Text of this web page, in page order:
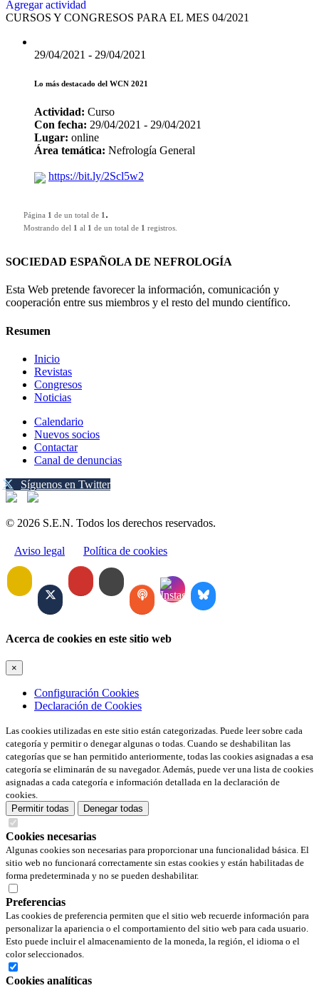
Agregar actividad
CURSOS Y CONGRESOS PARA EL MES 04/2021
29/04/2021 - 29/04/2021
Lo más destacado del WCN 2021
Actividad: Curso
Con fecha: 29/04/2021 - 29/04/2021
Lugar: online
Área temática: Nefrología General
https://bit.ly/2Scl5w2
Página 1 de un total de 1 .
Mostrando del 1 al 1 de un total de 1 registros.
SOCIEDAD ESPAÑOLA DE NEFROLOGÍA
Esta Web pretende favorecer la información, comunicación y
cooperación entre sus miembros y el resto del mundo científico.
Resumen
Inicio
Revistas
Congresos
Noticias
Calendario
Nuevos socios
Contactar
Canal de denuncias
Síguenos en Twitter
© 2026 S.E.N. Todos los derechos reservados.
Aviso legal Política de cookies
Acerca de cookies en este sitio web
×
Configuración Cookies
Declaración de Cookies
Las cookies utilizadas en este sitio están categorizadas. Puede leer sobre cada
categoría y permitir o denegar algunas o todas. Cuando se deshabilitan las
categorías que se han permitido anteriormente, todas las cookies asignadas a esa
categoría se eliminarán de su navegador. Además, puede ver una lista de cookies
asignadas a cada categoría e información detallada en la declaración de
cookies.
Permitir todas
Denegar todas
Cookies necesarias
Algunas cookies son necesarias para proporcionar una funcionalidad básica. El
sitio web no funcionará correctamente sin estas cookies y están habilitadas de
forma predeterminada y no se pueden deshabilitar.
Preferencias
Las cookies de preferencia permiten que el sitio web recuerde información para
personalizar la apariencia o el comportamiento del sitio web para cada usuario.
Esto puede incluir el almacenamiento de la moneda, la región, el idioma o el
color seleccionados.
Cookies analíticas